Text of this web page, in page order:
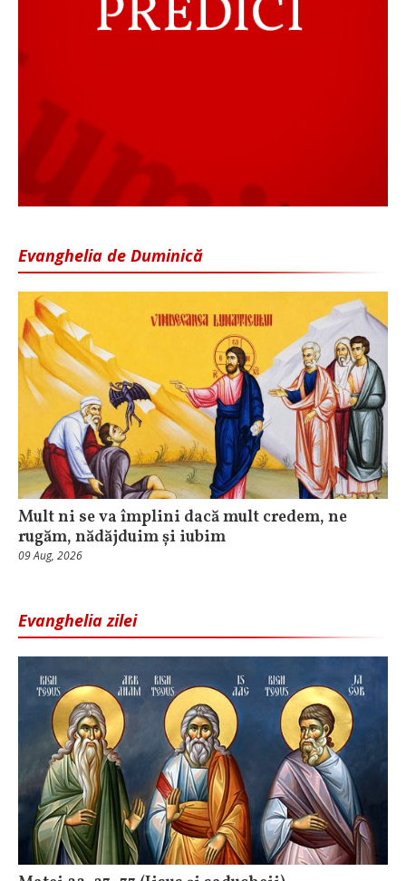
Evanghelia de Duminică
Mult ni se va împlini dacă mult credem, ne
rugăm, nădăjduim și iubim
09 Aug, 2026
Evanghelia zilei